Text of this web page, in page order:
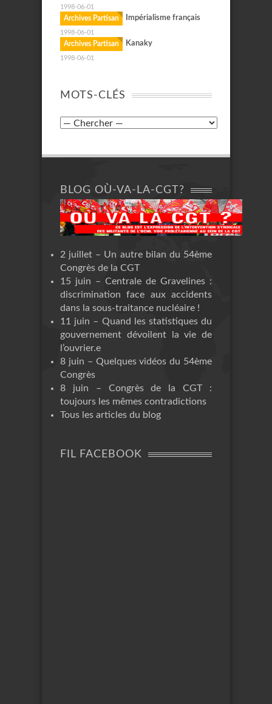
1998-06-01
Archives Partisan Impérialisme français
1998-06-01
Archives Partisan Kanaky
1998-06-01
MOTS-CLÉS
BLOG OÙ-VA-LA-CGT?
2 juillet – Un autre bilan du 54ème
Congrès de la CGT
15 juin – Centrale de Gravelines :
discrimination face aux accidents
dans la sous-traitance nucléaire !
11 juin – Quand les statistiques du
gouvernement dévoilent la vie de
l’ouvrier.e
8 juin – Quelques vidéos du 54ème
Congrès
8 juin – Congrès de la CGT :
toujours les mêmes contradictions
Tous les articles du blog
FIL FACEBOOK